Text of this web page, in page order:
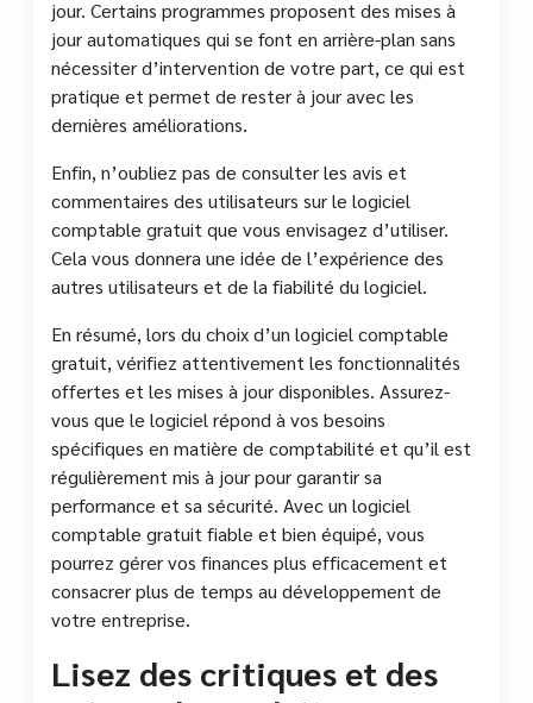
jour. Certains programmes proposent des mises à
jour automatiques qui se font en arrière-plan sans
nécessiter d’intervention de votre part, ce qui est
pratique et permet de rester à jour avec les
dernières améliorations.
Enfin, n’oubliez pas de consulter les avis et
commentaires des utilisateurs sur le logiciel
comptable gratuit que vous envisagez d’utiliser.
Cela vous donnera une idée de l’expérience des
autres utilisateurs et de la fiabilité du logiciel.
En résumé, lors du choix d’un logiciel comptable
gratuit, vérifiez attentivement les fonctionnalités
offertes et les mises à jour disponibles. Assurez-
vous que le logiciel répond à vos besoins
spécifiques en matière de comptabilité et qu’il est
régulièrement mis à jour pour garantir sa
performance et sa sécurité. Avec un logiciel
comptable gratuit fiable et bien équipé, vous
pourrez gérer vos finances plus efficacement et
consacrer plus de temps au développement de
votre entreprise.
Lisez des critiques et des